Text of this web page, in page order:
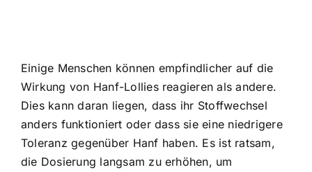
Einige Menschen können empfindlicher auf die
Wirkung von Hanf-Lollies reagieren als andere.
Dies kann daran liegen, dass ihr Stoffwechsel
anders funktioniert oder dass sie eine niedrigere
Toleranz gegenüber Hanf haben. Es ist ratsam,
die Dosierung langsam zu erhöhen, um